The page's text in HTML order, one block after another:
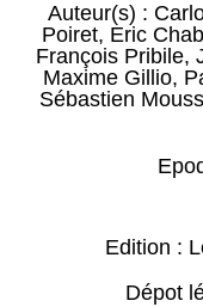
Auteur(s) :
Poiret, Eric
François Pribile,
Maxime Gillio,
Sébastien
Edition :
Dépot